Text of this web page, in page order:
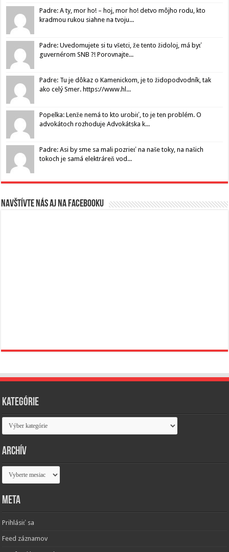
Padre: A ty, mor ho! – hoj, mor ho! detvo môjho rodu, kto
kradmou rukou siahne na tvoju...
Padre: Uvedomujete si tu všetci, že tento židoloj, má byť
guvernérom SNB ?! Porovnajte...
Padre: Tu je dôkaz o Kamenickom, je to židopodvodník, tak
ako celý Smer. https://www.hl...
Popelka: Lenže nemá to kto urobiť, to je ten problém. O
advokátoch rozhoduje Advokátska k...
Padre: Asi by sme sa mali pozrieť na naše toky, na našich
tokoch je samá elektráreň vod...
Navštívte nás aj na Facebooku
Kategórie
Kategórie
Archív
Archív
Meta
Prihlásiť sa
Feed záznamov